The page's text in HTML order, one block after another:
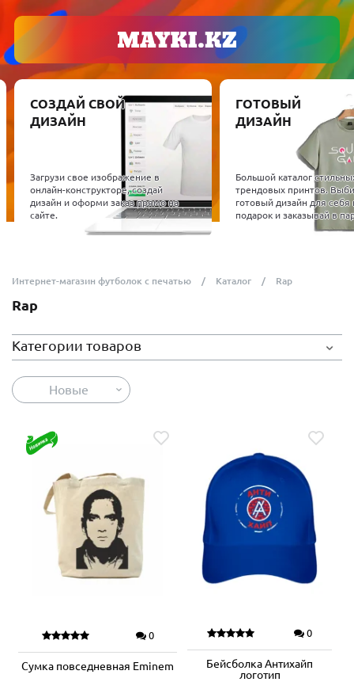
СОЗДАЙ СВОЙ
ДИЗАЙН
Загрузи свое изображение в
онлайн-конструкторе, создай
дизайн и оформи заказ прямо на
сайте.
ГОТОВЫЙ
ДИЗАЙН
Большой каталог
трендовых принтов.
готовый дизайн для себя
подарок и заказывай в
Интернет-магазин футболок с печатью Каталог Rap
Rap
Категории товаров
Новые
0
Сумка повседневная Eminem
0
Бейсболка Антихайп
логотип